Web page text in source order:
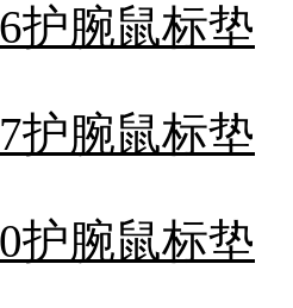
护腕鼠标垫
护腕鼠标垫
护腕鼠标垫